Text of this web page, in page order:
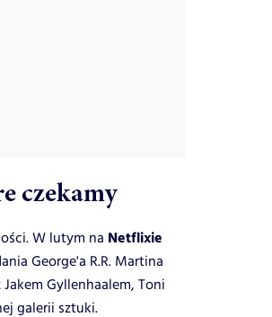
czekamy
W lutym na Netflixie
George'a R.R. Martina
Gyllenhaalem, Toni
galerii sztuki.